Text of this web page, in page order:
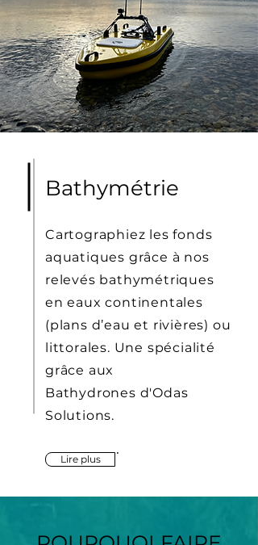
Bathymétrie
Cartographiez les fonds
aquatiques grâce à nos
relevés bathymétriques
en eaux continentales
(plans d’eau et rivières) ou
littorales. Une spécialité
grâce aux
Bathydrones d'Odas
Solutions.
Lire plus